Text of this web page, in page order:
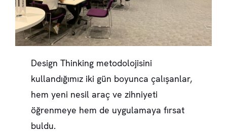
Design Thinking metodolojisini
kullandığımız iki gün boyunca çalışanlar,
hem yeni nesil araç ve zihniyeti
öğrenmeye hem de uygulamaya fırsat
buldu.